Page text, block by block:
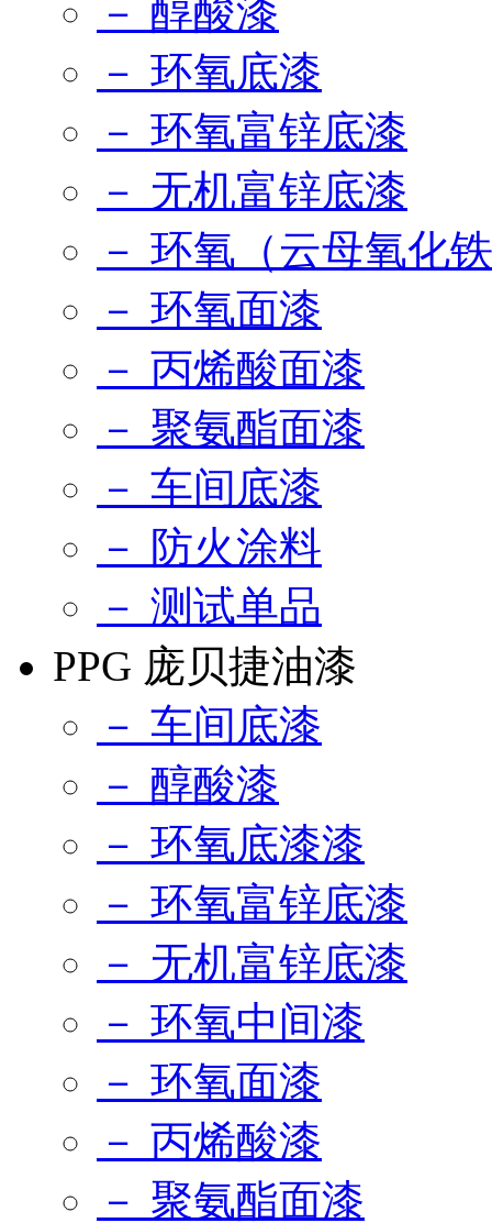
－ 醇酸漆
－ 环氧底漆
－ 环氧富锌底漆
－ 无机富锌底漆
－ 环氧（云母氧化
－ 环氧面漆
－ 丙烯酸面漆
－ 聚氨酯面漆
－ 车间底漆
－ 防火涂料
－ 测试单品
PPG 庞贝捷油漆
－ 车间底漆
－ 醇酸漆
－ 环氧底漆漆
－ 环氧富锌底漆
－ 无机富锌底漆
－ 环氧中间漆
－ 环氧面漆
－ 丙烯酸漆
－ 聚氨酯面漆